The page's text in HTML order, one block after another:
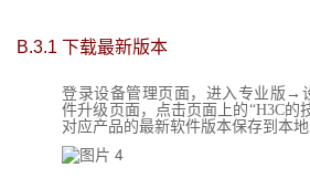
B.3.1 下载最新版本
登录设备管理页面，进入专业版
件升级页面，点击页面上的“H3C的
对应产品的最新软件版本保存到本地